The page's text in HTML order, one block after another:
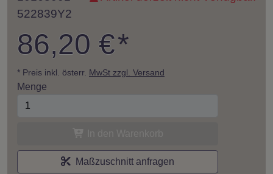
522839Y2
86,20 €*
* Preis inkl. österr. MwSt zzgl. Versand
Menge
Maßzuschnitt anfragen